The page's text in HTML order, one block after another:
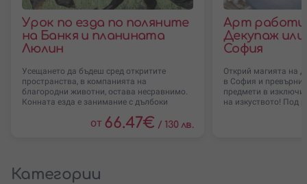
Урок по езда по поляните
на Банкя и планината
Люлин
Усещането да бъдеш сред откритите
пространства, в компанията на
благородни животни, остава несравнимо.
Конната езда е занимание с дълбоки
от 66.47€ / 130 лв.
Арт
Декупаж
София
Открий магията на
в София и превърни
предмети в
на изкуството! Под
Категории